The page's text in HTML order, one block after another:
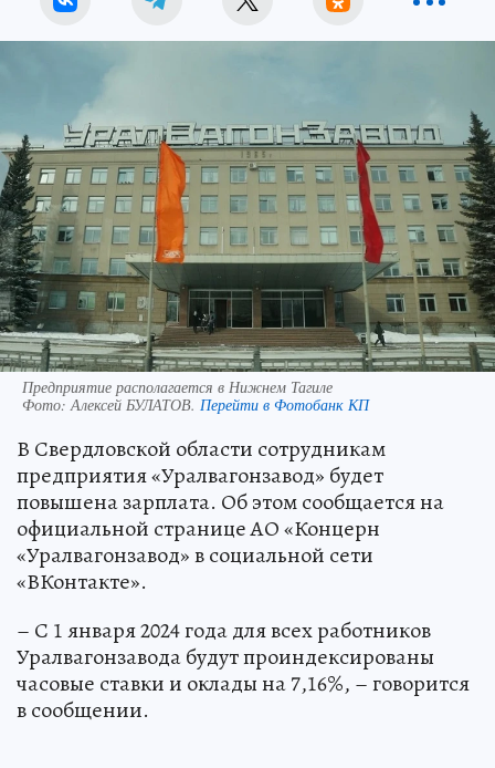
Предприятие располагается в Нижнем Тагиле
Фото: Алексей БУЛАТОВ. Перейти в Фотобанк КП
В Свердловской области сотрудникам
предприятия «Уралвагонзавод» будет
повышена зарплата. Об этом сообщается на
официальной странице АО «Концерн
«Уралвагонзавод» в социальной сети
«ВКонтакте».
– С 1 января 2024 года для всех работников
Уралвагонзавода будут проиндексированы
часовые ставки и оклады на 7,16%, – говорится
в сообщении.